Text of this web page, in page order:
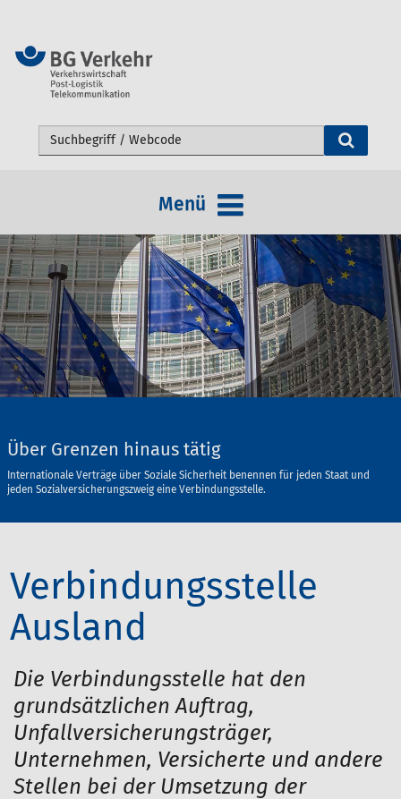
Webseite durchsuchen
Menü
Über Grenzen hinaus tätig
Internationale Verträge über Soziale Sicherheit benennen für jeden Staat und
jeden Sozialversicherungszweig eine Verbindungsstelle.
Verbindungsstelle
Ausland
Die Verbindungsstelle hat den
grundsätzlichen Auftrag,
Unfallversicherungsträger,
Unternehmen, Versicherte und andere
Stellen bei der Umsetzung der